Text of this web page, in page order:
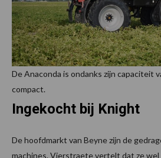
De Anaconda is ondanks zijn capaciteit
compact.
Ingekocht bij Knight
De hoofdmarkt van Beyne zijn de
machines. Vierstraete vertelt dat ze wel